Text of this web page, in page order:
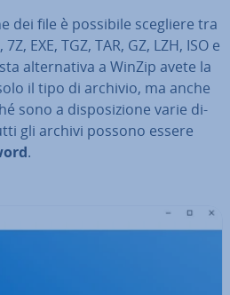
dei file è possibile scegliere tra
EXE, TGZ, TAR, GZ, LZH, ISO e
al­ter­na­ti­va a WinZip avete la
il tipo di archivio, ma anche
sono a di­spo­si­zio­ne varie di­
gli archivi possono essere
.